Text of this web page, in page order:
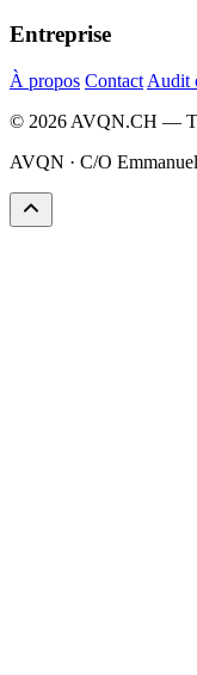
Entreprise
À propos Contact Audit
© 2026 AVQN.CH —
AVQN · C/O